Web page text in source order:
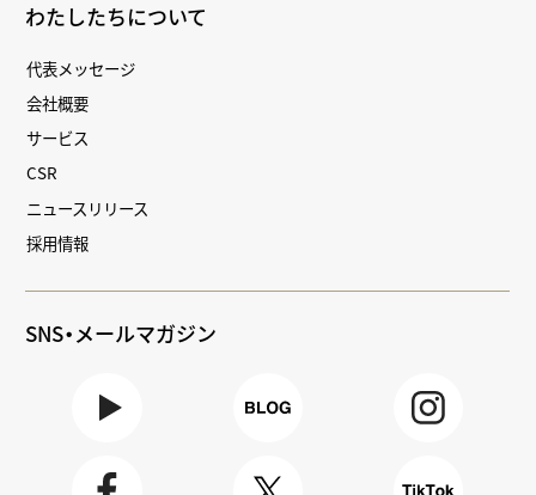
わたしたちについて
代表メッセージ
会社概要
サービス
CSR
ニュースリリース
採用情報
SNS・メールマガジン